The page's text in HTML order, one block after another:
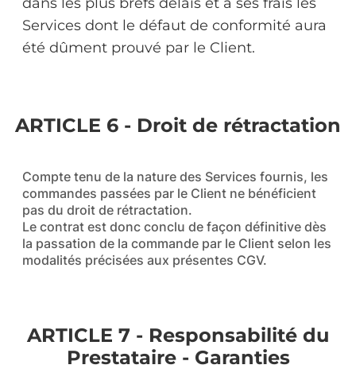
Services dont le défaut de conformité aura
été dûment prouvé par le Client.
ARTICLE 6 - Droit de rétractation
Compte tenu de la nature des Services fournis, les
commandes passées par le Client ne bénéficient
pas du droit de rétractation.
Le contrat est donc conclu de façon définitive dès
la passation de la commande par le Client selon les
modalités précisées aux présentes CGV.
ARTICLE 7 - Responsabilité du
Prestataire - Garanties